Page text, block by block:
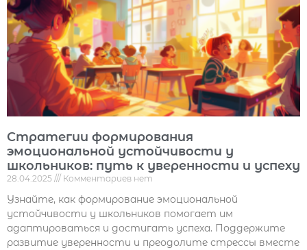
Стратегии формирования
эмоциональной устойчивости у
школьников: путь к уверенности и успеху
28.04.2025 Комментариев нет
Узнайте, как формирование эмоциональной
устойчивости у школьников помогает им
адаптироваться и достигать успеха. Поддержите
развитие уверенности и преодолите стрессы вместе